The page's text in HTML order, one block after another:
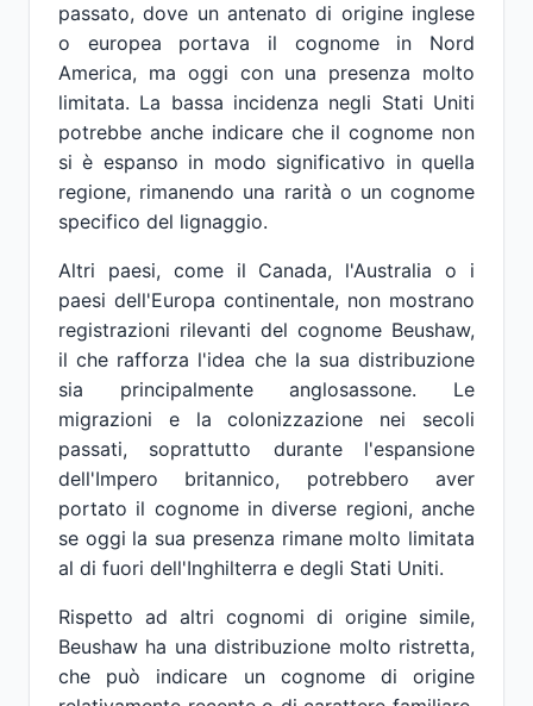
passato, dove un antenato di origine inglese
o europea portava il cognome in Nord
America, ma oggi con una presenza molto
limitata. La bassa incidenza negli Stati Uniti
potrebbe anche indicare che il cognome non
si è espanso in modo significativo in quella
regione, rimanendo una rarità o un cognome
specifico del lignaggio.
Altri paesi, come il Canada, l'Australia o i
paesi dell'Europa continentale, non mostrano
registrazioni rilevanti del cognome Beushaw,
il che rafforza l'idea che la sua distribuzione
sia principalmente anglosassone. Le
migrazioni e la colonizzazione nei secoli
passati, soprattutto durante l'espansione
dell'Impero britannico, potrebbero aver
portato il cognome in diverse regioni, anche
se oggi la sua presenza rimane molto limitata
al di fuori dell'Inghilterra e degli Stati Uniti.
Rispetto ad altri cognomi di origine simile,
Beushaw ha una distribuzione molto ristretta,
che può indicare un cognome di origine